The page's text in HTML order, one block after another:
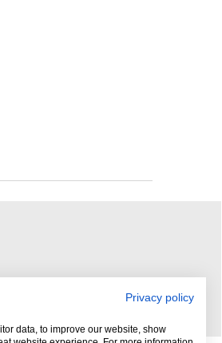
Privacy policy
data, to improve our website, show